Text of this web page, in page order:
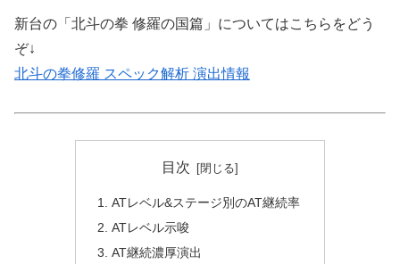
新台の「北斗の拳 修羅の国篇」についてはこちらをどう
ぞ↓
北斗の拳修羅 スペック解析 演出情報
目次
ATレベル&ステージ別のAT継続率
ATレベル示唆
AT継続濃厚演出